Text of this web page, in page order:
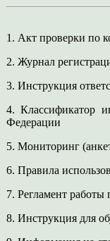
1. Акт проверки по
2. Журнал
3. Инструкция
4. Классификатор
Федерации
5. Мониторинг
6. Правила
7. Регламент работы
8. Инструкция для